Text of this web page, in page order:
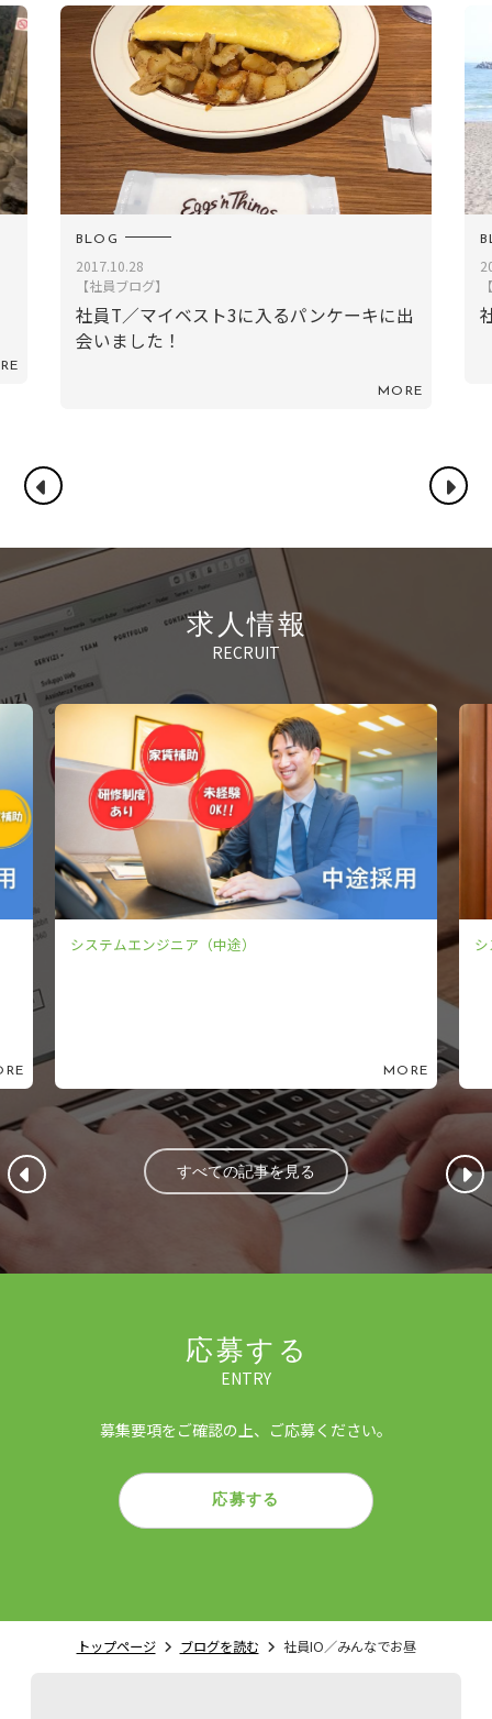
マイベスト3に入るパンケーキに出
社員ＴＹ／茅
求人情報
RECRUIT
システムエンジニア（中途） システム
すべての記事を見る
応募する
ENTRY
募集要項をご確認の上、ご応募ください。
応募する
トップページ ブログを読む 社員IO／みんなでお昼